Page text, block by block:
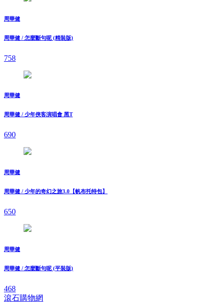
周華健
周華健 / 怎麼斷句呢 (精裝版)
758
周華健
周華健 / 少年俠客演唱會 黑T
690
周華健
周華健 / 少年的奇幻之旅3.0【帆布托特包】
650
周華健
周華健 / 怎麼斷句呢 (平裝版)
468
滾石購物網